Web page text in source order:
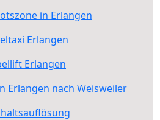
in Erlangen
Erlangen
Erlangen
Erlangen nach Weisweiler